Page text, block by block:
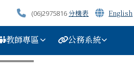
(06)2975816分機表 English
教師專區 公務系統